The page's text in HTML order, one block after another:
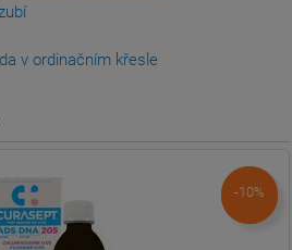
v ordinačním křesle
-10%